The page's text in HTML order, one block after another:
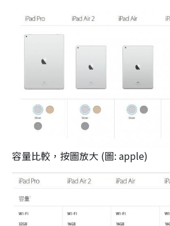
容量比較，按圖放大 (圖: apple)